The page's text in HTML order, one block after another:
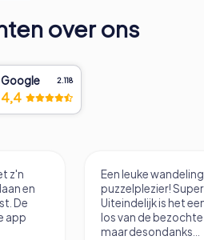
over ons
Google 2.118
4,4
z'n
en
De
app
Een leuke
puzzelplezier!
Uiteindelijk is het
los van de
maar desondanks...